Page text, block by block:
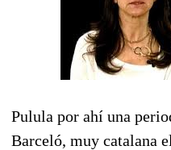
Pulula por ahí una
Barceló, muy catalana